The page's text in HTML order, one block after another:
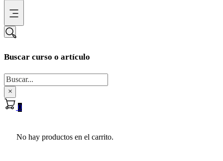
Buscar curso o artículo
Buscar
×
0
No hay productos en el carrito.